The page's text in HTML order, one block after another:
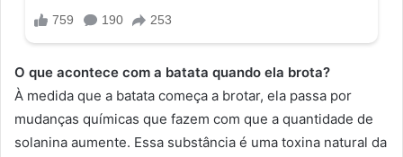
O que acontece com a batata quando ela brota?
À medida que a batata começa a brotar, ela passa por
mudanças químicas que fazem com que a quantidade de
solanina aumente. Essa substância é uma toxina natural da